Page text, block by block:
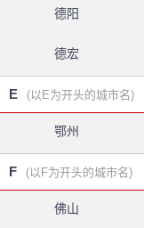
德阳
德宏
E (以E为开头的城市名)
鄂州
F (以F为开头的城市名)
佛山